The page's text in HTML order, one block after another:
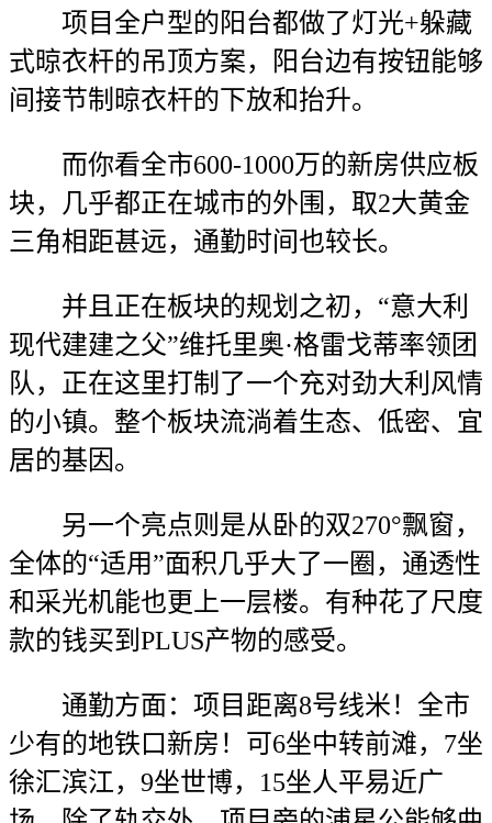
项目全户型的阳台都做了灯光+躲藏
式晾衣杆的吊顶方案，阳台边有按钮能够
间接节制晾衣杆的下放和抬升。
而你看全市600-1000万的新房供应板
块，几乎都正在城市的外围，取2大黄金
三角相距甚远，通勤时间也较长。
并且正在板块的规划之初，“意大利
现代建建之父”维托里奥·格雷戈蒂率领团
队，正在这里打制了一个充对劲大利风情
的小镇。整个板块流淌着生态、低密、宜
居的基因。
另一个亮点则是从卧的双270°飘窗，
全体的“适用”面积几乎大了一圈，通透性
和采光机能也更上一层楼。有种花了尺度
款的钱买到PLUS产物的感受。
通勤方面：项目距离8号线米！全市
少有的地铁口新房！可6坐中转前滩，7坐
徐汇滨江，9坐世博，15坐人平易近广